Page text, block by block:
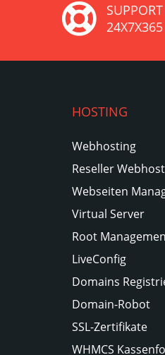
SUPPORT
24X7X365
HOSTING
Webhosting
Reseller
Webseiten
Virtual Server
Root
LiveConfig
Domains
Domain-Robot
SSL-Zertifikate
WHMCS